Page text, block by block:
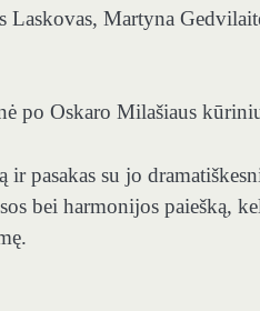
Laskovas, Martyna
po Oskaro Milašiaus
pasakas su jo
bei harmonijos paiešką,